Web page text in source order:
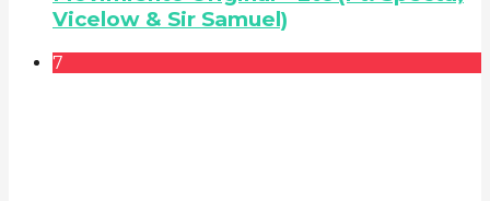
Vicelow & Sir Samuel)
7